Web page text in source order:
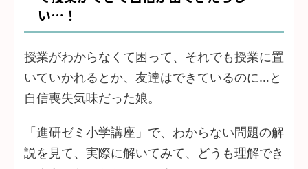
い…！
授業がわからなくて困って、それでも授業に置
いていかれるとか、友達はできているのに…と
自信喪失気味だった娘。
「進研ゼミ小学講座」で、わからない問題の解
説を見て、実際に解いてみて、どうも理解でき